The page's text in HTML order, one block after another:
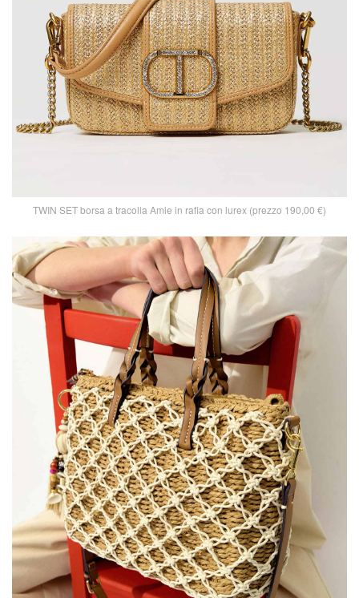
TWIN SET borsa a tracolla Amie in rafia con lurex (prezzo 190,00 €)